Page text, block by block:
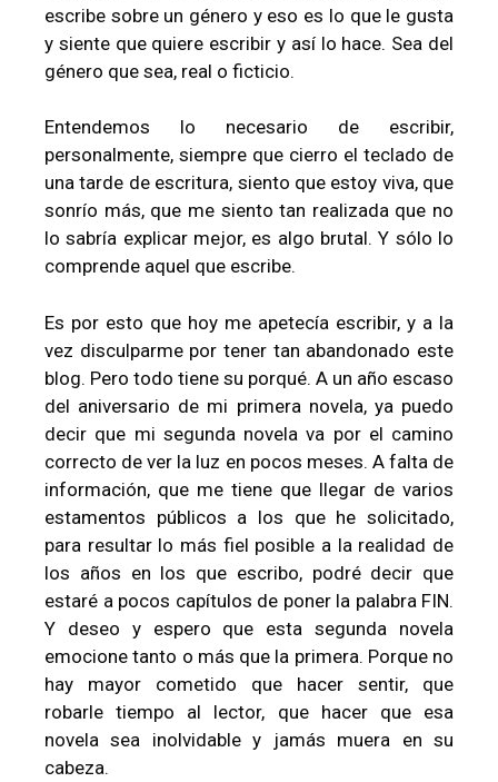
escribe sobre un género y eso es lo que le gusta
y siente que quiere escribir y así lo hace. Sea del
género que sea, real o ficticio.
Entendemos lo necesario de escribir,
personalmente, siempre que cierro el teclado de
una tarde de escritura, siento que estoy viva, que
sonrío más, que me siento tan realizada que no
lo sabría explicar mejor, es algo brutal. Y sólo lo
comprende aquel que escribe.
Es por esto que hoy me apetecía escribir, y a la
vez disculparme por tener tan abandonado este
blog. Pero todo tiene su porqué. A un año escaso
del aniversario de mi primera novela, ya puedo
decir que mi segunda novela va por el camino
correcto de ver la luz en pocos meses. A falta de
información, que me tiene que llegar de varios
estamentos públicos a los que he solicitado,
para resultar lo más fiel posible a la realidad de
los años en los que escribo, podré decir que
estaré a pocos capítulos de poner la palabra FIN.
Y deseo y espero que esta segunda novela
emocione tanto o más que la primera. Porque no
hay mayor cometido que hacer sentir, que
robarle tiempo al lector, que hacer que esa
novela sea inolvidable y jamás muera en su
cabeza.